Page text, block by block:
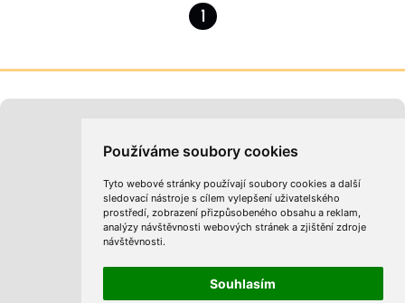
Používáme soubory cookies
Tyto webové stránky používají soubory cookies a další
sledovací nástroje s cílem vylepšení uživatelského
prostředí, zobrazení přizpůsobeného obsahu a reklam,
analýzy návštěvnosti webových stránek a zjištění zdroje
návštěvnosti.
Souhlasím
1
Kontakt na provozovatele
Obchodní podmínky
Zpracování osobních údajů
Cookies